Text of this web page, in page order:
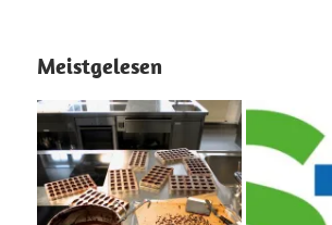
Meistgelesen